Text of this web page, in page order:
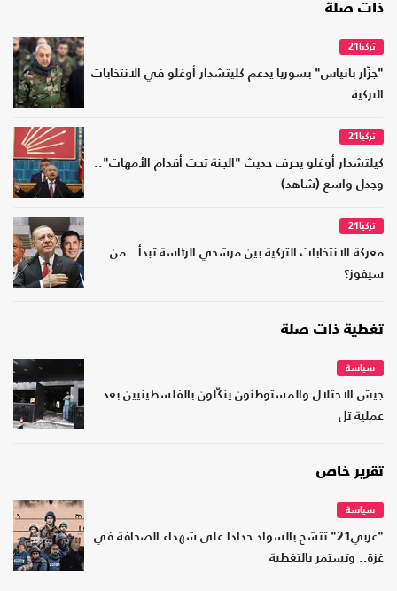
ذات صلة
تركيا21
"جزّار بانياس" بسوريا يدعم كليتشدار أوغلو في الانتخابات
التركية
تركيا21
كيلتشدار أوغلو يحرف حديث "الجنة تحت أقدام الأمهات"..
وجدل واسع (شاهد)
تركيا21
معركة الانتخابات التركية بين مرشحي الرئاسة تبدأ.. من
سيفوز؟
تغطية ذات صلة
سياسة
جيش الاحتلال والمستوطنون ينكّلون بالفلسطينيين بعد
عملية تل
تقرير خاص
سياسة
"عربي21" تتشح بالسواد حدادا على شهداء الصحافة في
غزة.. وتستمر بالتغطية